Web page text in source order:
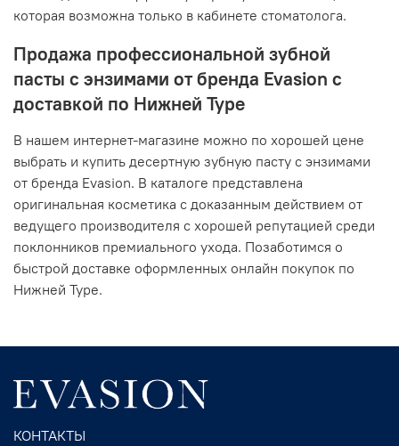
которая возможна только в кабинете стоматолога.
Продажа профессиональной зубной
пасты с энзимами от бренда Evasion с
доставкой по Нижней Туре
В нашем интернет-магазине можно по хорошей цене
выбрать и купить десертную зубную пасту с энзимами
от бренда Evasion. В каталоге представлена
оригинальная косметика с доказанным действием от
ведущего производителя с хорошей репутацией среди
поклонников премиального ухода. Позаботимся о
быстрой доставке оформленных онлайн покупок по
Нижней Туре.
КОНТАКТЫ